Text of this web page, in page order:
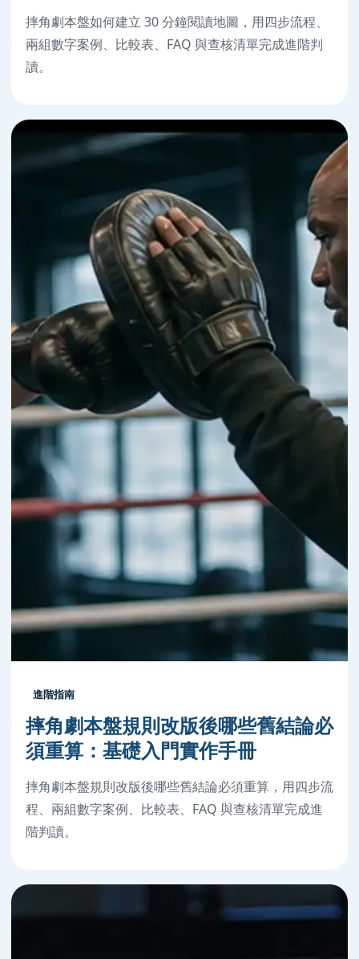
摔角劇本盤如何建立 30 分鐘閱讀地圖，用四步流程、
兩組數字案例、比較表、FAQ 與查核清單完成進階判
讀。
進階指南
摔角劇本盤規則改版後哪些舊結論必
須重算：基礎入門實作手冊
摔角劇本盤規則改版後哪些舊結論必須重算，用四步流
程、兩組數字案例、比較表、FAQ 與查核清單完成進
階判讀。